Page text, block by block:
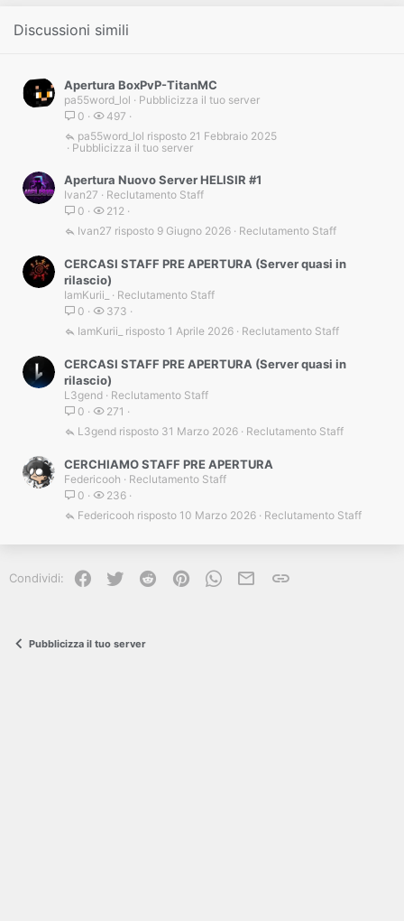
Discussioni simili
Apertura BoxPvP-TitanMC
pa55word_lol
Pubblicizza il tuo server
0
497
Pubblicizza il tuo server
21 Febbraio 2025
pa55word_lol
Apertura Nuovo Server HELISIR #1
Ivan27
Reclutamento Staff
0
212
Reclutamento Staff
9 Giugno 2026
Ivan27
CERCASI STAFF PRE APERTURA (Server quasi in
rilascio)
IamKurii_
Reclutamento Staff
0
373
Reclutamento Staff
1 Aprile 2026
IamKurii_
CERCASI STAFF PRE APERTURA (Server quasi in
rilascio)
L3gend
Reclutamento Staff
0
271
Reclutamento Staff
31 Marzo 2026
L3gend
CERCHIAMO STAFF PRE APERTURA
Federicooh
Reclutamento Staff
0
236
Reclutamento Staff
10 Marzo 2026
Federicooh
Condividi: Facebook
Twitter Reddit PinterestWhatsApp
e-mailLink
Pubblicizza il tuo server